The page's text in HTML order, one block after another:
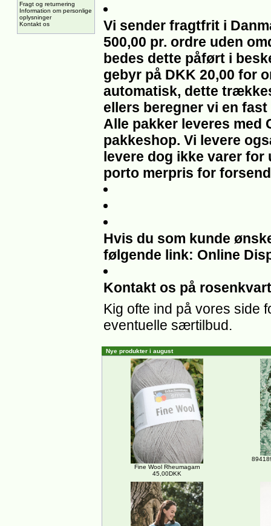
Fragt og returnering
Information om personlige
oplysninger
Kontakt os
Vi sender fragtfrit i
500,00 pr. ordre uden
bedes dette påført i
gebyr på DKK 20,00 for
automatisk, dette
ellers beregner vi en
Alle pakker leveres med
pakkeshop. Vi levere
levere dog ikke varer for
porto merpris for
Hvis du som kunde
følgende link: Online
Kontakt os på
Kig ofte ind på vores side
eventuelle særtilbud.
Nye produkter i august
Fine Wool Rheumagarn
45,00DKK